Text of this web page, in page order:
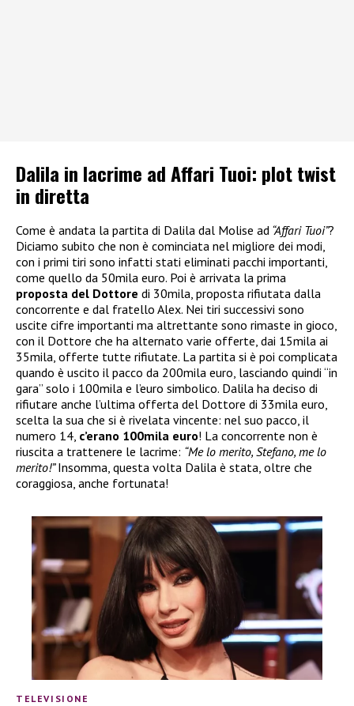
Dalila in lacrime ad Affari Tuoi: plot twist
in diretta
Come è andata la partita di Dalila dal Molise ad “Affari Tuoi”?
Diciamo subito che non è cominciata nel migliore dei modi,
con i primi tiri sono infatti stati eliminati pacchi importanti,
come quello da 50mila euro. Poi è arrivata la prima
proposta del Dottore di 30mila, proposta rifiutata dalla
concorrente e dal fratello Alex. Nei tiri successivi sono
uscite cifre importanti ma altrettante sono rimaste in gioco,
con il Dottore che ha alternato varie offerte, dai 15mila ai
35mila, offerte tutte rifiutate. La partita si è poi complicata
quando è uscito il pacco da 200mila euro, lasciando quindi “in
gara” solo i 100mila e l’euro simbolico. Dalila ha deciso di
rifiutare anche l’ultima offerta del Dottore di 33mila euro,
scelta la sua che si è rivelata vincente: nel suo pacco, il
numero 14, c’erano 100mila euro! La concorrente non è
riuscita a trattenere le lacrime: “Me lo merito, Stefano, me lo
merito!”Insomma, questa volta Dalila è stata, oltre che
coraggiosa, anche fortunata!
TELEVISIONE